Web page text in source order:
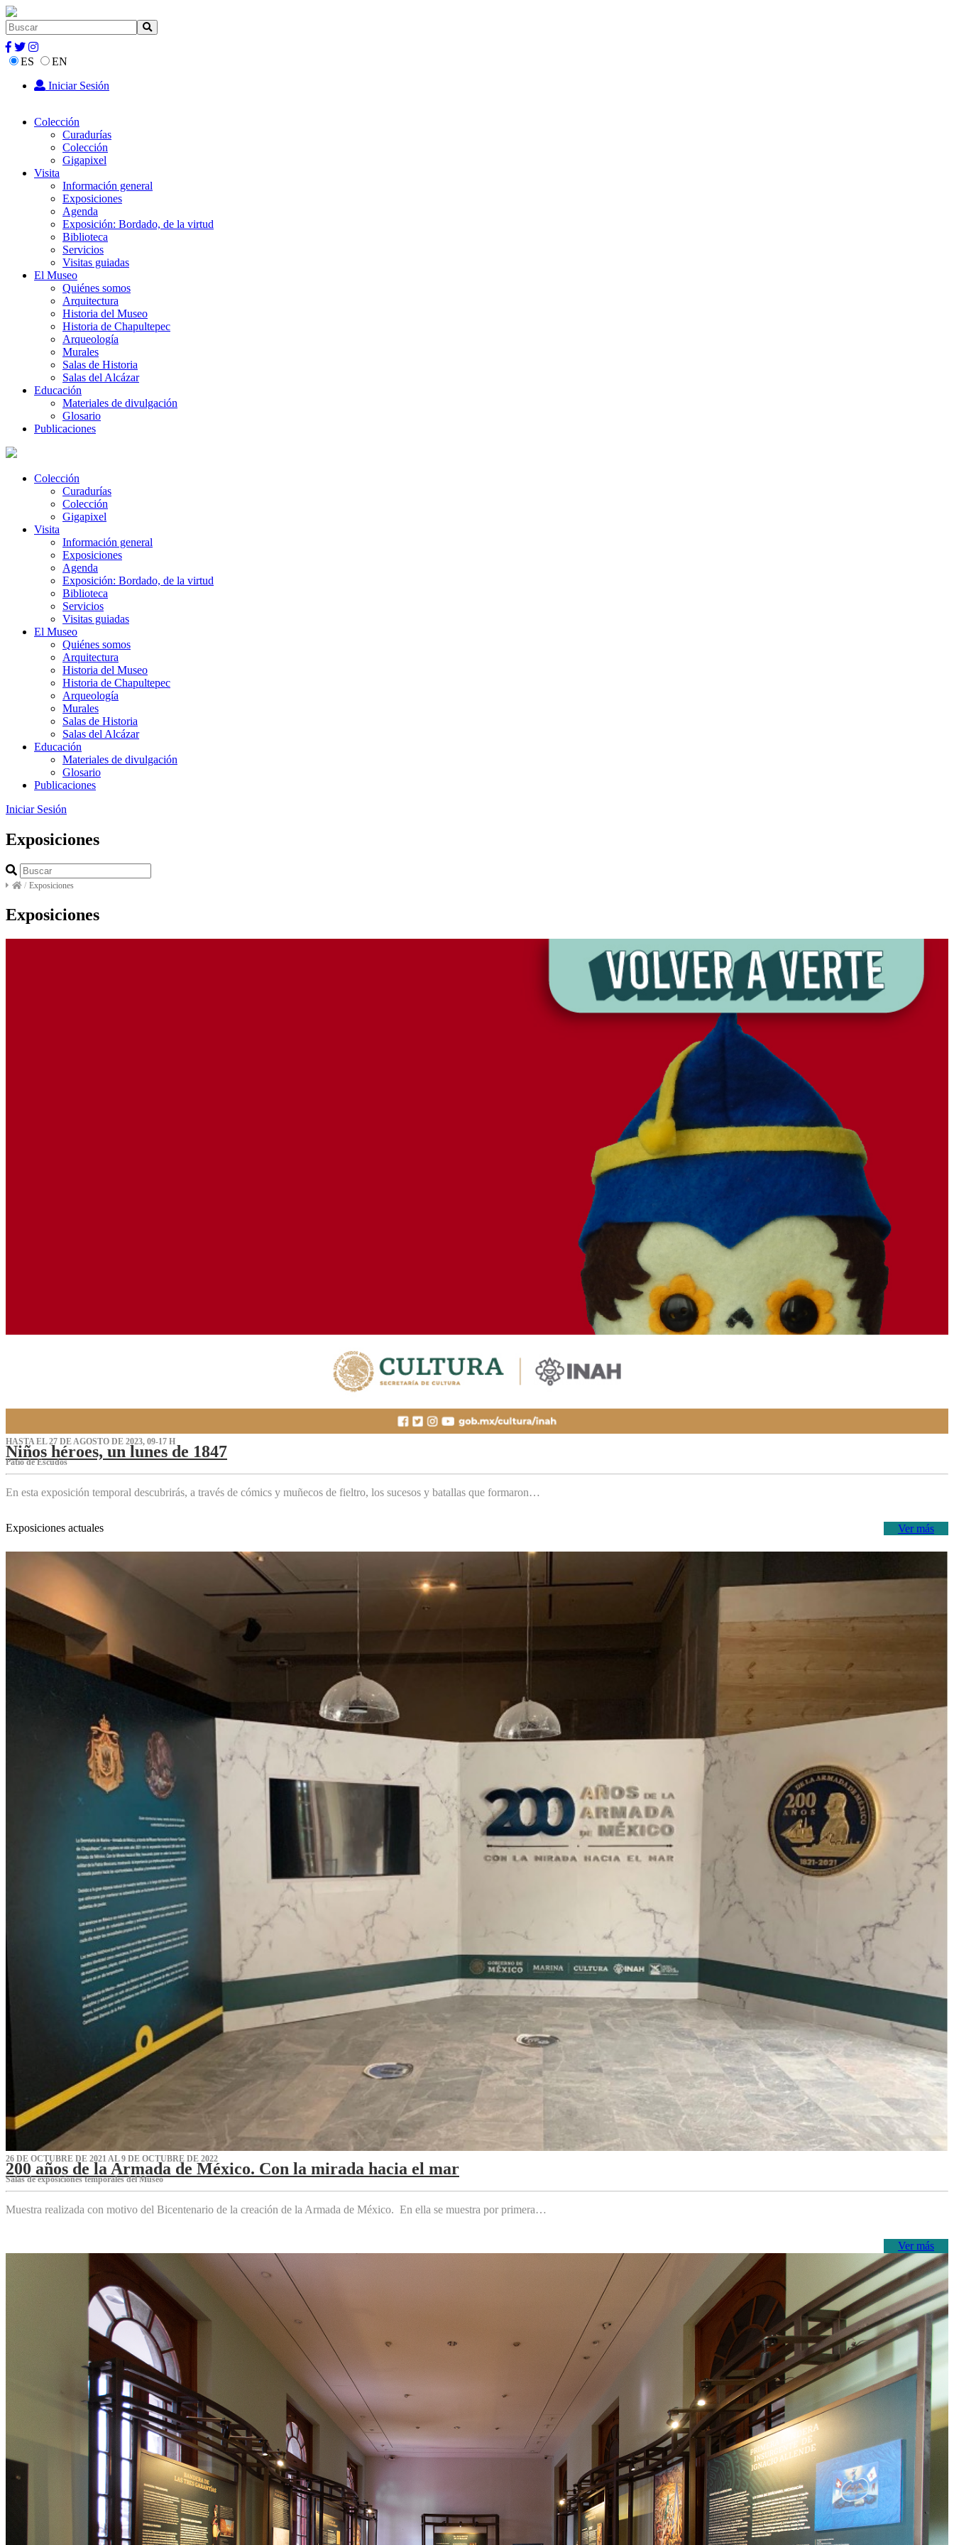
ES
EN
Iniciar Sesión
Colección
Curadurías
Colección
Gigapixel
Visita
Información general
Exposiciones
Agenda
Exposición: Bordado, de la virtud
Biblioteca
Servicios
Visitas guiadas
El Museo
Quiénes somos
Arquitectura
Historia del Museo
Historia de Chapultepec
Arqueología
Murales
Salas de Historia
Salas del Alcázar
Educación
Materiales de divulgación
Glosario
Publicaciones
Colección
Curadurías
Colección
Gigapixel
Visita
Información general
Exposiciones
Agenda
Exposición: Bordado, de la virtud
Biblioteca
Servicios
Visitas guiadas
El Museo
Quiénes somos
Arquitectura
Historia del Museo
Historia de Chapultepec
Arqueología
Murales
Salas de Historia
Salas del Alcázar
Educación
Materiales de divulgación
Glosario
Publicaciones
Iniciar Sesión
Exposiciones
/ Exposiciones
Exposiciones
HASTA EL 27 DE AGOSTO DE 2023, 09-17 H
Niños héroes, un lunes de 1847
Patio de Escudos
En esta exposición temporal descubrirás, a través de cómics y muñecos de fieltro, los sucesos y batallas que formaron…
Ver más
Exposiciones actuales
26 DE OCTUBRE DE 2021 AL 9 DE OCTUBRE DE 2022
200 años de la Armada de México. Con la mirada hacia el mar
Salas de exposiciones temporales del Museo‌
Muestra realizada con motivo del Bicentenario de la creación de la Armada de México. En ella se muestra por primera…
Ver más